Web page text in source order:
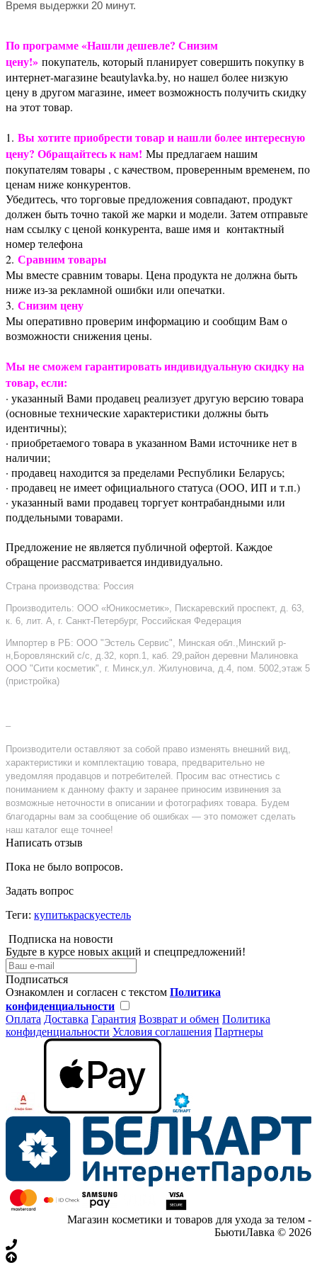
Время выдержки 20 минут.
По программе «Нашли дешевле? Снизим
цену!» покупатель, который планирует совершить покупку в
интернет-магазине beautylavka.by, но нашел более низкую
цену в другом магазине, имеет возможность получить скидку
на этот товар.
1. Вы хотите приобрести товар и нашли более интересную
цену? Обращайтесь к нам! Мы предлагаем нашим
покупателям товары , с качеством, проверенным временем, по
ценам ниже конкурентов.
Убедитесь, что торговые предложения совпадают, продукт
должен быть точно такой же марки и модели. Затем отправьте
нам ссылку с ценой конкурента, ваше имя и контактный
номер телефона
2. Сравним товары
Мы вместе сравним товары. Цена продукта не должна быть
ниже из-за рекламной ошибки или опечатки.
3. Снизим цену
Мы оперативно проверим информацию и сообщим Вам о
возможности снижения цены.
Мы не сможем гарантировать индивидуальную скидку на
товар, если:
· указанный Вами продавец реализует другую версию товара
(основные технические характеристики должны быть
идентичны);
· приобретаемого товара в указанном Вами источнике нет в
наличии;
· продавец находится за пределами Республики Беларусь;
· продавец не имеет официального статуса (ООО, ИП и т.п.)
· указанный вами продавец торгует контрабандными или
поддельными товарами.
Предложение не является публичной офертой. Каждое
обращение рассматривается индивидуально.
Страна производства: Россия
Производитель: ООО «Юникосметик», Пискаревский проспект, д. 63,
к. 6, лит. А, г. Санкт-Петербург, Российская Федерация
Импортер в РБ: ООО "Эстель Сервис", Минская обл.,Минский р-
н,Боровлянский с/с, д.32, корп.1, каб. 29,район деревни Малиновка
ООО "Сити косметик", г. Минск,ул. Жилуновича, д.4, пом. 5002,этаж 5
(пристройка)
–
Производители оставляют за собой право изменять внешний вид,
характеристики и комплектацию товара, предварительно не
уведомляя продавцов и потребителей. Просим вас отнестись с
пониманием к данному факту и заранее приносим извинения за
возможные неточности в описании и фотографиях товара. Будем
благодарны вам за сообщение об ошибках — это поможет сделать
наш каталог еще точнее!
Написать отзыв
Пока не было вопросов.
Задать вопрос
Теги: купитькраскуестель
Подписка на новости
Будьте в курсе новых акций и спецпредложений!
Подписаться
Ознакомлен и согласен с текстом Политика
конфиденциальности
Оплата Доставка Гарантия Возврат и обмен Политика
конфиденциальности Условия соглашения Партнеры
Магазин косметики и товаров для ухода за телом -
БьютиЛавка © 2026